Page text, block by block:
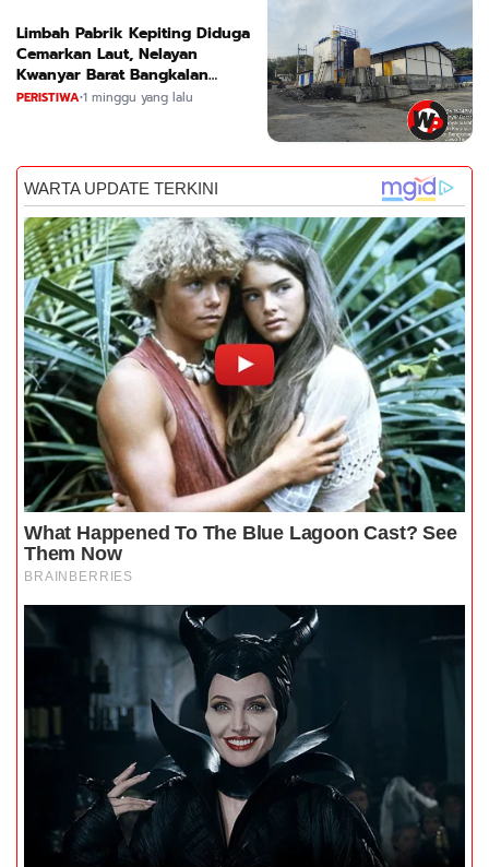
Limbah Pabrik Kepiting Diduga
Cemarkan Laut, Nelayan
Kwanyar Barat Bangkalan
Desak DLH Turun Tangan
PERISTIWA•1 minggu yang lalu